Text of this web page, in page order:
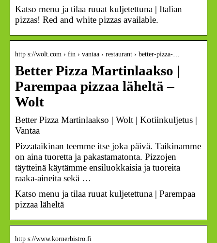
Katso menu ja tilaa ruuat kuljetettuna | Italian
pizzas! Red and white pizzas available.
http s://wolt.com › fin › vantaa › restaurant › better-pizza-…
Better Pizza Martinlaakso |
Parempaa pizzaa läheltä –
Wolt
Better Pizza Martinlaakso | Wolt | Kotiinkuljetus |
Vantaa
Pizzataikinan teemme itse joka päivä. Taikinamme
on aina tuoretta ja pakastamatonta. Pizzojen
täytteinä käytämme ensiluokkaisia ja tuoreita
raaka-aineita sekä …
Katso menu ja tilaa ruuat kuljetettuna | Parempaa
pizzaa läheltä
http s://www.kornerbistro.fi